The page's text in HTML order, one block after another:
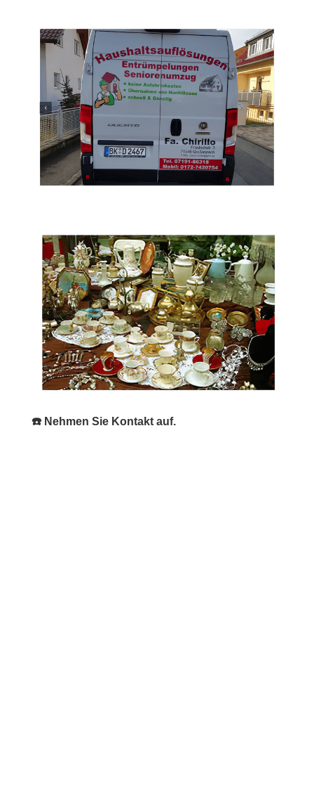
☎️ Nehmen Sie Kontakt auf.